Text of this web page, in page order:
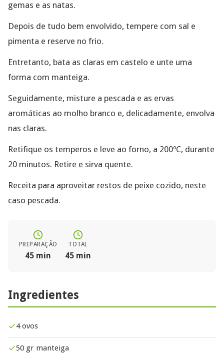
gemas e as natas.
Depois de tudo bem envolvido, tempere com sal e
pimenta e reserve no frio.
Entretanto, bata as claras em castelo e unte uma
forma com manteiga.
Seguidamente, misture a pescada e as ervas
aromáticas ao molho branco e, delicadamente, envolva
nas claras.
Retifique os temperos e leve ao forno, a 200ºC, durante
20 minutos. Retire e sirva quente.
Receita para aproveitar restos de peixe cozido, neste
caso pescada.
PREPARAÇÃO
45 min
TOTAL
45 min
Ingredientes
4 ovos
50 gr manteiga